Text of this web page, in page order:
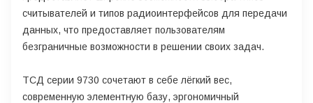
считывателей и типов радиоинтерфейсов для передачи
данных, что предоставляет пользователям
безграничные возможности в решении своих задач.
ТСД серии 9730 сочетают в себе лёгкий вес,
современную элементную базу, эргономичный